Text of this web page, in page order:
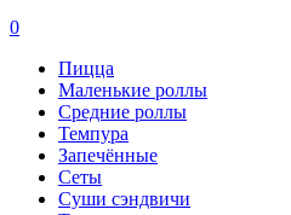
0
Пицца
Маленькие роллы
Средние роллы
Темпура
Запечённые
Сеты
Суши сэндвичи